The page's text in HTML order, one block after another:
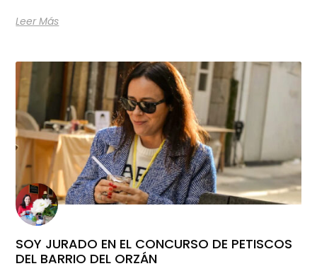
Leer Más
SOY JURADO EN EL CONCURSO DE PETISCOS
DEL BARRIO DEL ORZÁN